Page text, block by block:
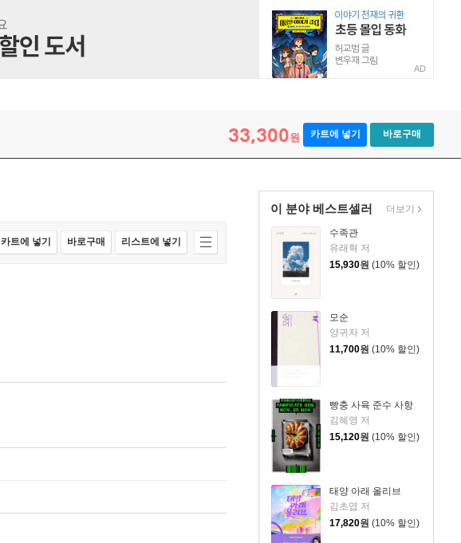
AD
33,300원 카트에 넣기 바로구매
이 분야 베스트셀러
수족관
유래혁 저
15,930원 (10% 할인)
모순
양귀자 저
11,700원 (10% 할인)
빵충 사육 준수 사항
김혜영 저
15,120원 (10% 할인)
태양 아래 올리브
김초엽 저
17,820원 (10% 할인)
더보기
카트에 넣기 바로구매 리스트에 넣기